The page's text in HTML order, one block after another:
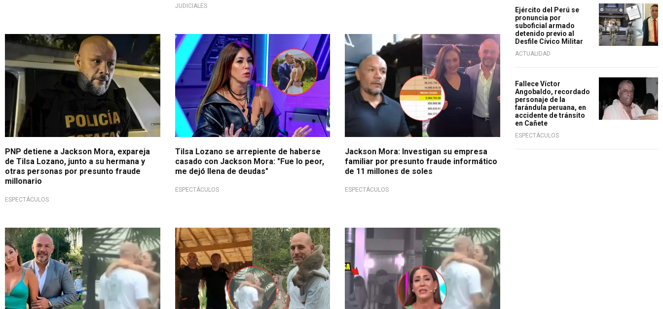
JUDICIALES
En la cuerda floja
PNP detiene a Jackson Mora, expareja
de Tilsa Lozano, junto a su hermana y
otras personas por presunto fraude
millonario
ESPECTÁCULOS
¡Dispara contra su ex!
Tilsa Lozano se arrepiente de haberse
casado con Jackson Mora: "Fue lo peor,
me dejó llena de deudas"
ESPECTÁCULOS
Piden congelar sus cuentas
Jackson Mora: Investigan su empresa
familiar por presunto fraude informático
de 11 millones de soles
ESPECTÁCULOS
¡Aclara la situación! ¡Se pronuncia!
Ejército del Perú se
pronuncia por
suboficial armado
detenido previo al
Desfile Cívico Militar
ACTUALIDAD
Fallece Víctor
Angobaldo, recordado
personaje de la
farándula peruana, en
accidente de tránsito
en Cañete
ESPECTÁCULOS